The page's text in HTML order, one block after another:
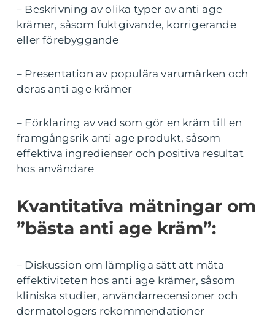
– Beskrivning av olika typer av anti age
krämer, såsom fuktgivande, korrigerande
eller förebyggande
– Presentation av populära varumärken och
deras anti age krämer
– Förklaring av vad som gör en kräm till en
framgångsrik anti age produkt, såsom
effektiva ingredienser och positiva resultat
hos användare
Kvantitativa mätningar om
”bästa anti age kräm”:
– Diskussion om lämpliga sätt att mäta
effektiviteten hos anti age krämer, såsom
kliniska studier, användarrecensioner och
dermatologers rekommendationer